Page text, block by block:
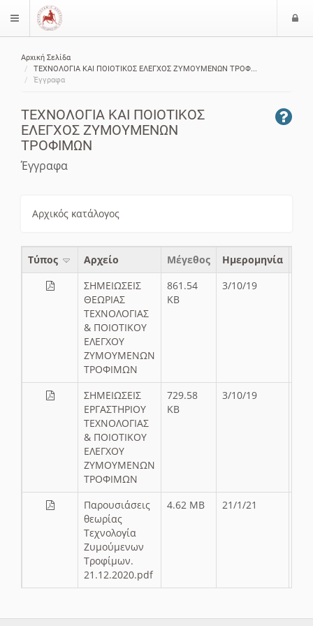
$langMenu
Αρχική Σελίδα
ΤΕΧΝΟΛΟΓΙΑ ΚΑΙ ΠΟΙΟΤΙΚΟΣ ΕΛΕΓΧΟΣ ΖΥΜΟΥΜΕΝΩΝ ΤΡΟΦ...
Έγγραφα
ΤΕΧΝΟΛΟΓΙΑ ΚΑΙ ΠΟΙΟΤΙΚΟΣ
ΕΛΕΓΧΟΣ ΖΥΜΟΥΜΕΝΩΝ
ΤΡΟΦΙΜΩΝ
Έγγραφα
Αρχικός κατάλογος
Τύπος Aρχείο Μέγεθος
Ημερομηνία
ΣΗΜΕΙΩΣΕΙΣ
ΘΕΩΡΙΑΣ
ΤΕΧΝΟΛΟΓΙΑΣ
& ΠΟΙΟΤΙΚΟΥ
ΕΛΕΓΧΟΥ
ΖΥΜΟΥΜΕΝΩΝ
ΤΡΟΦΙΜΩΝ
861.54
KB
3/10/19
ΣΗΜΕΙΩΣΕΙΣ
ΕΡΓΑΣΤΗΡΙΟΥ
ΤΕΧΝΟΛΟΓΙΑΣ
& ΠΟΙΟΤΙΚΟΥ
ΕΛΕΓΧΟΥ
ΖΥΜΟΥΜΕΝΩΝ
ΤΡΟΦΙΜΩΝ
729.58
KB
3/10/19
Παρουσιάσεις
θεωρίας
Τεχνολογία
Ζυμούμενων
Τροφίμων.
21.12.2020.pdf
4.62 MB 21/1/21